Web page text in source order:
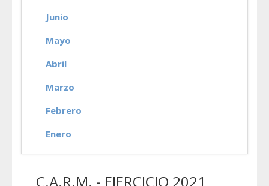
Junio
Mayo
Abril
Marzo
Febrero
Enero
C.A.R.M. - EJERCICIO 2021